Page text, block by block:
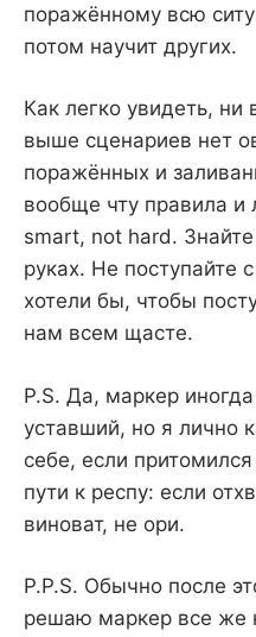
поражённому всю
потом научит других.
Как легко увидеть,
выше сценариев нет
поражённых и
вообще чту правила
smart, not hard.
руках. Не поступайте
хотели бы, чтобы
нам всем щасте.
P.S. Да, маркер
уставший, но я лично
себе, если
пути к респу: если
виноват, не ори.
P.P.S. Обычно после
решаю маркер все же